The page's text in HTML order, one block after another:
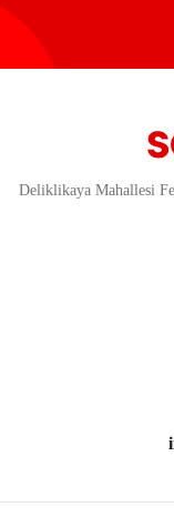
Deliklikaya Mahallesi